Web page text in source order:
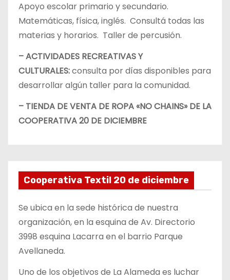
Apoyo escolar primario y secundario.
Matemáticas, física, inglés. Consultá todas las
materias y horarios. Taller de percusión.
– ACTIVIDADES RECREATIVAS Y
CULTURALES:consulta por días disponibles para
desarrollar algún taller para la comunidad.
– TIENDA DE VENTA DE ROPA «NO CHAINS» DE LA
COOPERATIVA 20 DE DICIEMBRE
Cooperativa Textil 20 de diciembre
Se ubica en la sede histórica de nuestra
organización, en la esquina de Av. Directorio
3998 esquina Lacarra en el barrio Parque
Avellaneda.
Uno de los objetivos de La Alameda es luchar